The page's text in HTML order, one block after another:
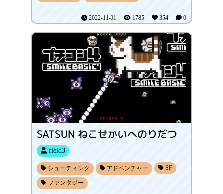
2022-11-01 1785 354 0
SATSUN ねこせかいへのりだつ
field3
シューティング アドベンチャー SF
ファンタジー